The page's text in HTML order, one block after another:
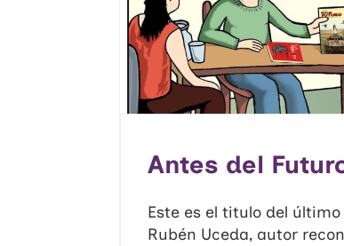
Antes del
Este es el titulo del
Rubén Uceda, autor